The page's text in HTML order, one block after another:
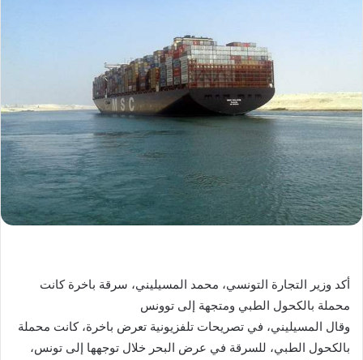
أكد وزير التجارة التونسي، محمد المسيليني، سرقة باخرة كانت
محملة بالكحول الطبي ومتجهة إلى توونس
وقال المسيليني، في تصريحات تلفزيونية تعرض باخرة، كانت محملة
بالكحول الطبي، للسرقة في عرض البحر خلال توجهها إلى تونس،